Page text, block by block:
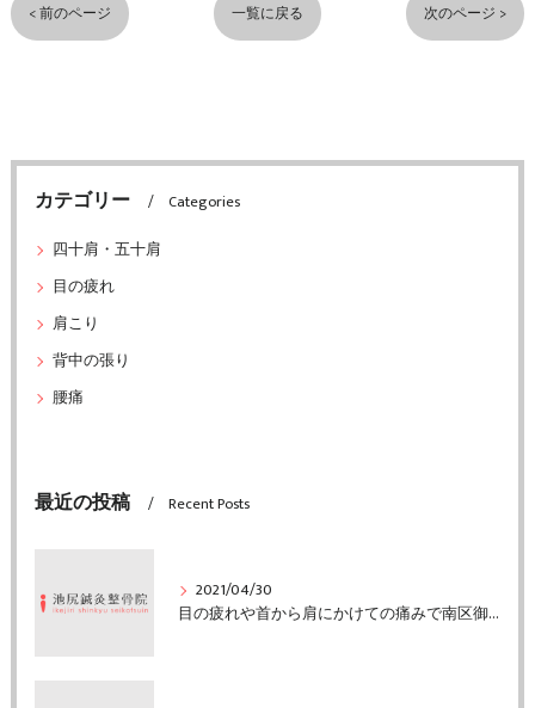
< 前のページ 一覧に戻る 次のページ >
カテゴリー
Categories
四十肩・五十肩
目の疲れ
肩こり
背中の張り
腰痛
最近の投稿 Recent Posts
2021/04/30
目の疲れや首から肩にかけての痛みで南区御池台の方がご来院「堺市中区の池尻鍼灸整骨院」